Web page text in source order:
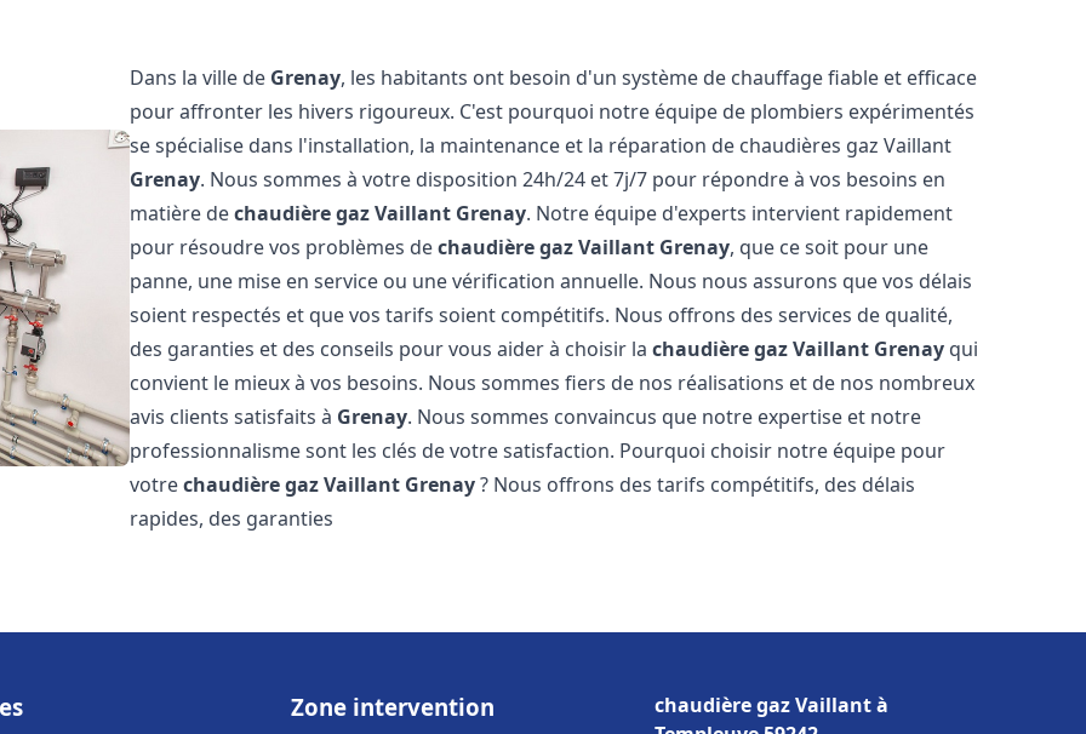
Dans la ville de Grenay, les habitants ont besoin d'un système de chauffage fiable et efficace
pour affronter les hivers rigoureux. C'est pourquoi notre équipe de plombiers expérimentés
se spécialise dans l'installation, la maintenance et la réparation de chaudières gaz Vaillant
Grenay. Nous sommes à votre disposition 24h/24 et 7j/7 pour répondre à vos besoins en
matière dechaudière gaz Vaillant Grenay. Notre équipe d'experts intervient rapidement
pour résoudre vos problèmes dechaudière gaz Vaillant Grenay, que ce soit pour une
panne, une mise en service ou une vérification annuelle. Nous nous assurons que vos délais
soient respectés et que vos tarifs soient compétitifs. Nous offrons des services de qualité,
des garanties et des conseils pour vous aider à choisir lachaudière gaz Vaillant Grenay qui
convient le mieux à vos besoins. Nous sommes fiers de nos réalisations et de nos nombreux
avis clients satisfaits à Grenay. Nous sommes convaincus que notre expertise et notre
professionnalisme sont les clés de votre satisfaction. Pourquoi choisir notre équipe pour
votrechaudière gaz Vaillant Grenay? Nous offrons des tarifs compétitifs, des délais
rapides, des garanties
Zone intervention
chaudière gaz Vaillant à